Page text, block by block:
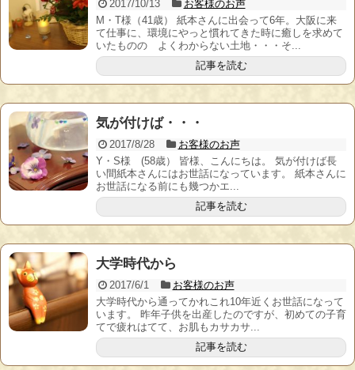
2017/10/13
お客様のお声
M・T様（41歳） 紙本さんに出会って6年。大阪に来
て仕事に、環境にやっと慣れてきた時に癒しを求めて
いたものの よくわからない土地・・・そ...
記事を読む
気が付けば・・・
2017/8/28
お客様のお声
Y・S様 (58歳） 皆様、こんにちは。 気が付けば長
い間紙本さんにはお世話になっています。 紙本さんに
お世話になる前にも幾つかエ...
記事を読む
大学時代から
2017/6/1
お客様のお声
大学時代から通ってかれこれ10年近くお世話になって
います。 昨年子供を出産したのですが、初めての子育
てで疲れはてて、お肌もカサカサ...
記事を読む